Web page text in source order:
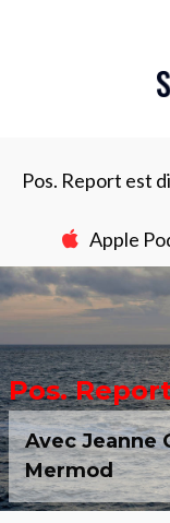
Pos. Report est
Apple
Pos.
Avec Jeanne
Mermod